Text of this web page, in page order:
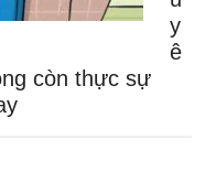
y
ê
còn thực sự